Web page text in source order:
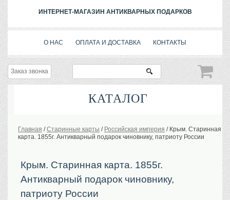
ИНТЕРНЕТ-МАГАЗИН АНТИКВАРНЫХ ПОДАРКОВ
О НАС ОПЛАТА И ДОСТАВКА КОНТАКТЫ
Заказ звонка
КАТАЛОГ
История Российской империи. Обычаи
Предметы VIP
Портреты царской семьи
Старинные планы городов
Главная /Старинные карты / Российская империя / Крым. Старинная
карта. 1855г. Антикварный подарок чиновнику, патриоту России
Крым. Старинная карта. 1855г.
Антикварный подарок чиновнику,
патриоту России